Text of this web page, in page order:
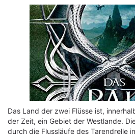
Das Land der zwei Flüsse ist,
der Zeit, ein Gebiet der Westlande.
durch die Flussläufe des Tarendrelle